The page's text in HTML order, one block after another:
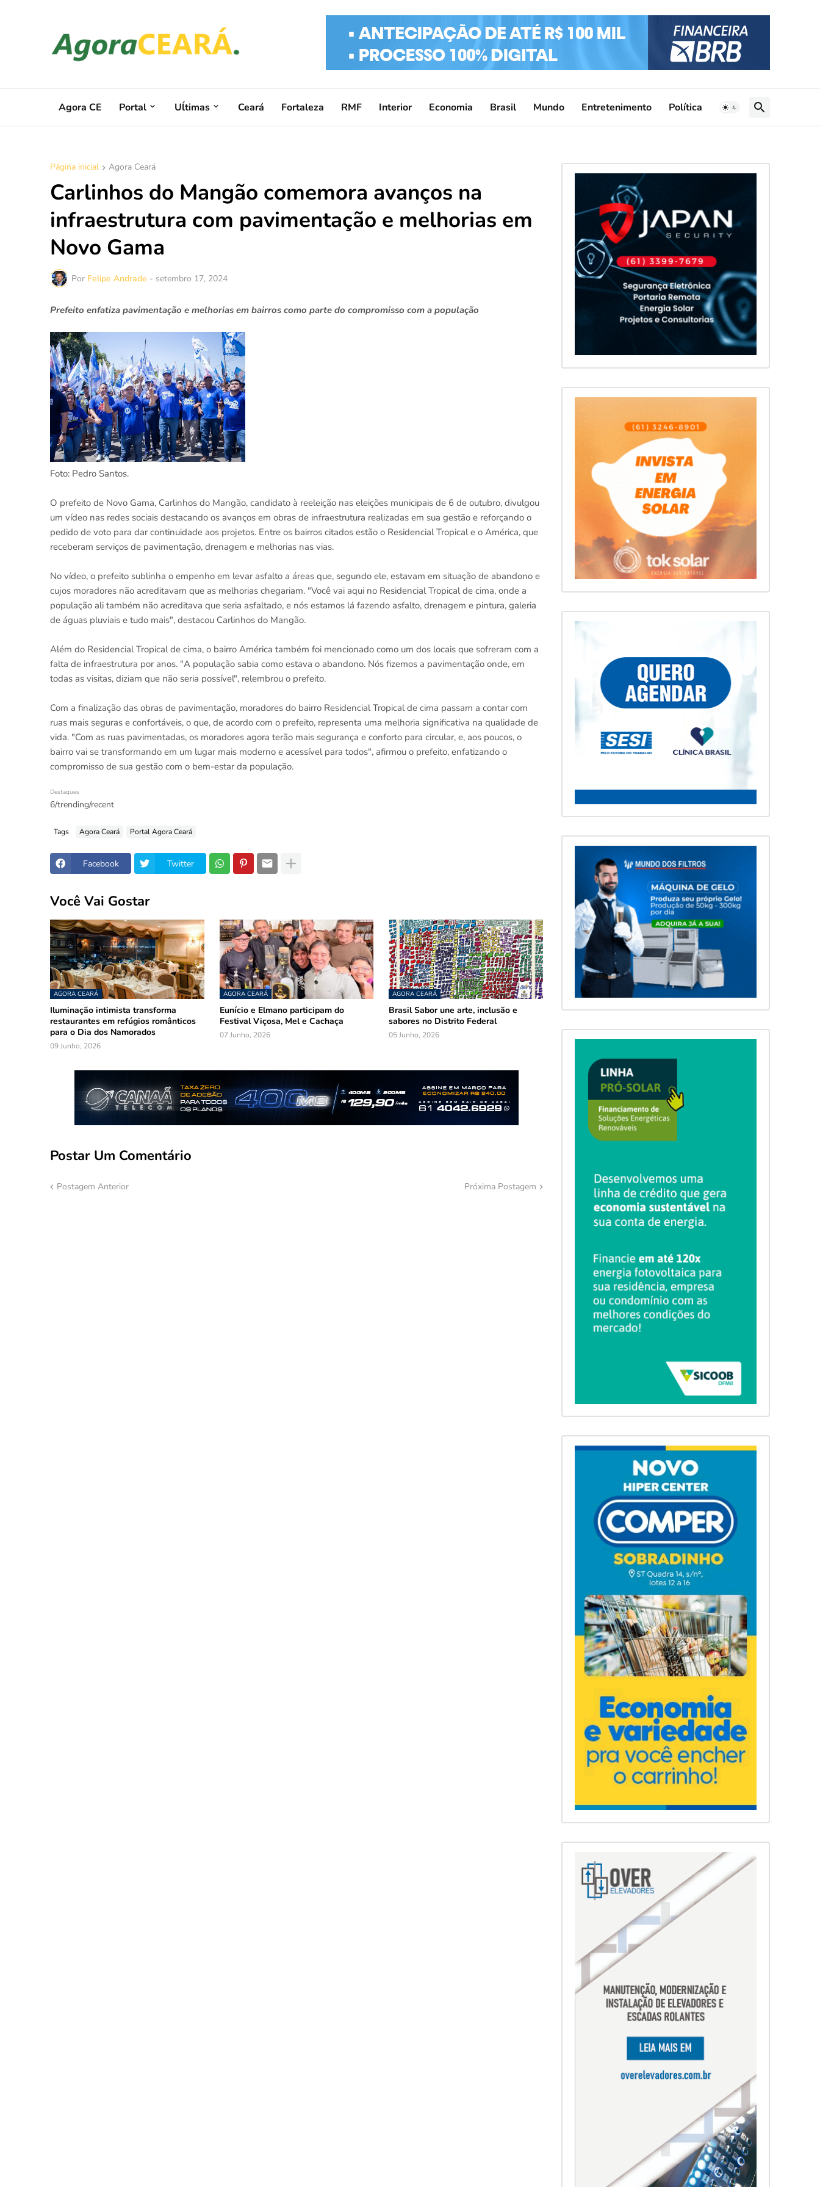
Agora CE Portal Uĺtimas Ceará Fortaleza RMF Interior Economia Brasil Mundo Entretenimento Política
Página inicial Agora Ceará
Carlinhos do Mangão comemora avanços na
infraestrutura com pavimentação e melhorias em
Novo Gama
Por Felipe Andrade - setembro 17, 2024
Prefeito enfatiza pavimentação e melhorias em bairros como parte do compromisso com a população
Foto: Pedro Santos.
O prefeito de Novo Gama, Carlinhos do Mangão, candidato à reeleição nas eleições municipais de 6 de outubro, divulgou
um vídeo nas redes sociais destacando os avanços em obras de infraestrutura realizadas em sua gestão e reforçando o
pedido de voto para dar continuidade aos projetos. Entre os bairros citados estão o Residencial Tropical e o América, que
receberam serviços de pavimentação, drenagem e melhorias nas vias.
No vídeo, o prefeito sublinha o empenho em levar asfalto a áreas que, segundo ele, estavam em situação de abandono e
cujos moradores não acreditavam que as melhorias chegariam. "Você vai aqui no Residencial Tropical de cima, onde a
população ali também não acreditava que seria asfaltado, e nós estamos lá fazendo asfalto, drenagem e pintura, galeria
de águas pluviais e tudo mais", destacou Carlinhos do Mangão.
Além do Residencial Tropical de cima, o bairro América também foi mencionado como um dos locais que sofreram com a
falta de infraestrutura por anos. "A população sabia como estava o abandono. Nós fizemos a pavimentação onde, em
todas as visitas, diziam que não seria possível", relembrou o prefeito.
Com a finalização das obras de pavimentação, moradores do bairro Residencial Tropical de cima passam a contar com
ruas mais seguras e confortáveis, o que, de acordo com o prefeito, representa uma melhoria significativa na qualidade de
vida. "Com as ruas pavimentadas, os moradores agora terão mais segurança e conforto para circular, e, aos poucos, o
bairro vai se transformando em um lugar mais moderno e acessível para todos", afirmou o prefeito, enfatizando o
compromisso de sua gestão com o bem-estar da população.
Destaques
6/trending/recent
Tags Agora Ceará Portal Agora Ceará
Facebook Twitter
Você Vai Gostar
AGORA CEARÁ
Iluminação intimista transforma
restaurantes em refúgios românticos
para o Dia dos Namorados
09 Junho, 2026
AGORA CEARÁ
Eunício e Elmano participam do
Festival Viçosa, Mel e Cachaça
07 Junho, 2026
AGORA CEARÁ
Brasil Sabor une arte, inclusão e
sabores no Distrito Federal
05 Junho, 2026
Postar Um Comentário
Postagem Anterior Próxima Postagem